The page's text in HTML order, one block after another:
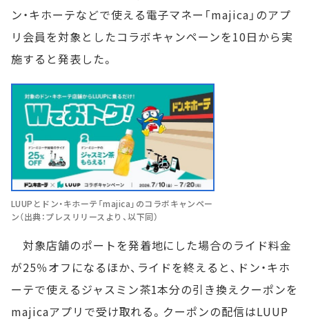
ン・キホーテなどで使える電子マネー「majica」のアプ
リ会員を対象としたコラボキャンペーンを10日から実
施すると発表した。
LUUPとドン・キホーテ「majica」のコラボキャンペー
ン（出典：プレスリリースより、以下同）
対象店舗のポートを発着地にした場合のライド料金
が25％オフになるほか、ライドを終えると、ドン・キホ
ーテで使えるジャスミン茶1本分の引き換えクーポンを
majicaアプリで受け取れる。クーポンの配信はLUUP